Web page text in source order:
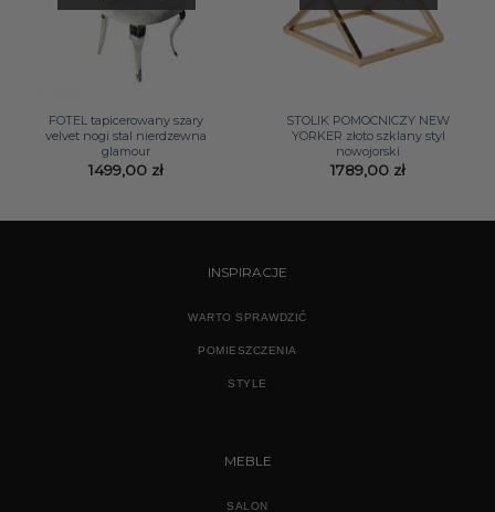
FOTEL tapicerowany szary
velvet nogi stal nierdzewna
glamour
1499,00 zł
STOLIK POMOCNICZY NEW
YORKER złoto szklany styl
nowojorski
1789,00 zł
INSPIRACJE
WARTO SPRAWDZIĆ
POMIESZCZENIA
STYLE
MEBLE
SALON